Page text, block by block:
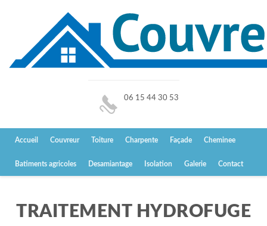
06 15 44 30 53
Accueil Couvreur Toiture Charpente Façade Cheminee
Batiments agricoles Desamiantage Isolation Galerie Contact
TRAITEMENT HYDROFUGE